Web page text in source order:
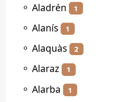
⚬ Aladrén 1
⚬ Alanís 1
⚬ Alaquàs 2
⚬ Alaraz 1
⚬ Alarba 1